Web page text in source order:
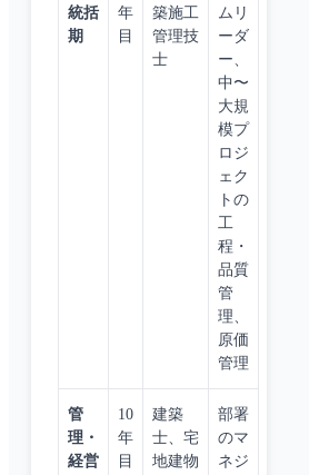
統括
期
年
目
築施工
管理技
士
ムリ
ーダ
ー、
中〜
大規
模プ
ロジ
ェク
トの
工
程・
品質
管
理、
原価
管理
管
理・
経営
10
年
目
建築
士、宅
地建物
部署
のマ
ネジ